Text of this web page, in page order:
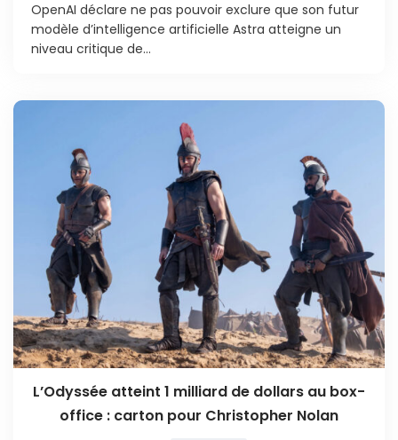
OpenAI déclare ne pas pouvoir exclure que son futur
modèle d’intelligence artificielle Astra atteigne un
niveau critique de...
L’Odyssée atteint 1 milliard de dollars au box-
office : carton pour Christopher Nolan